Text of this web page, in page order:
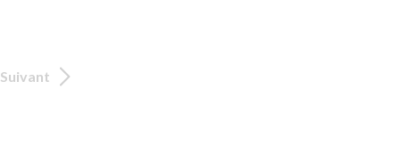
Suivant